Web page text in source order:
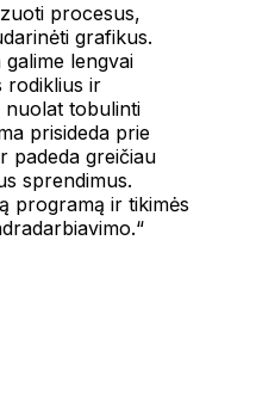
procesus,
grafikus.
lengvai
rodiklius ir
nuolat tobulinti
prisideda prie
padeda greičiau
sprendimus.
programą ir tikimės